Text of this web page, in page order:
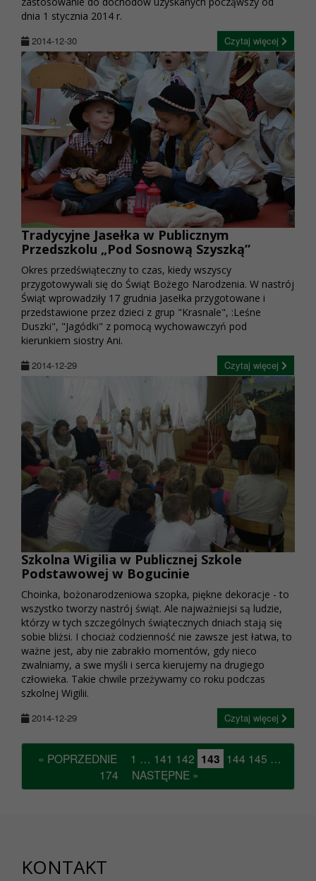
dnia 1 stycznia 2014 r.
2014-12-30
Czytaj więcej
Tradycyjne Jasełka w Publicznym
Przedszkolu „Pod Sosnową Szyszką”
Okres przedświąteczny to czas, kiedy wszyscy
przygotowywali się do Świąt Bożego Narodzenia. W nastrój
Świąt wprowadziły 17 grudnia Jasełka przygotowane i
przedstawione przez dzieci z grup "Krasnale", :Leśne
Duszki", "Jagódki" z pomocą wychowawczyń pod
kierunkiem siostry Ani.
2014-12-29
Czytaj więcej
Szkolna Wigilia w Publicznej Szkole
Podstawowej w Bogucinie
Choinka, bożonarodzeniowa szopka, piękne dekoracje - to
wszystko tworzy nastrój świąt. Ale najważniejsi są ludzie,
którzy w tych szczególnych świątecznych dniach stają się
sobie bliżsi. I chociaż codzienność nie zawsze jest łatwa, to
ważne jest, aby nie zabrakło momentów, gdy nieco
zwalniamy, a swe myśli i serca kierujemy na drugiego
człowieka. Takie chwile przeżywamy co roku podczas
szkolnej Wigilii.
2014-12-29
Czytaj więcej
« POPRZEDNIE 1 … 141 142 143 144 145 …
174
NASTĘPNE »
KONTAKT